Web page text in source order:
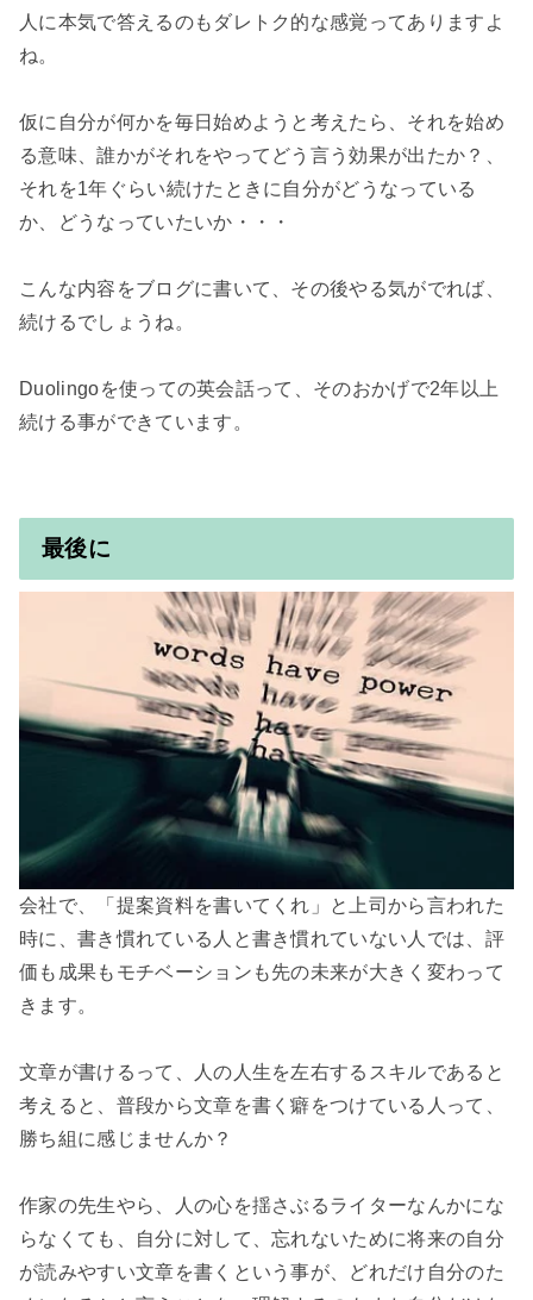
人に本気で答えるのもダレトク的な感覚ってありますよ
ね。
仮に自分が何かを毎日始めようと考えたら、それを始め
る意味、誰かがそれをやってどう言う効果が出たか？、
それを1年ぐらい続けたときに自分がどうなっている
か、どうなっていたいか・・・
こんな内容をブログに書いて、その後やる気がでれば、
続けるでしょうね。
Duolingoを使っての英会話って、そのおかげで2年以上
続ける事ができています。
最後に
会社で、「提案資料を書いてくれ」と上司から言われた
時に、書き慣れている人と書き慣れていない人では、評
価も成果もモチベーションも先の未来が大きく変わって
きます。
文章が書けるって、人の人生を左右するスキルであると
考えると、普段から文章を書く癖をつけている人って、
勝ち組に感じませんか？
作家の先生やら、人の心を揺さぶるライターなんかにな
らなくても、自分に対して、忘れないために将来の自分
が読みやすい文章を書くという事が、どれだけ自分のた